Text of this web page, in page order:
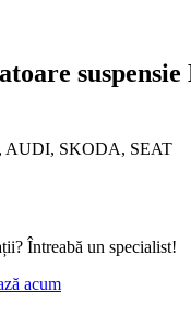
AUDI, SKODA, SEAT
Întreabă un specialist!
acum